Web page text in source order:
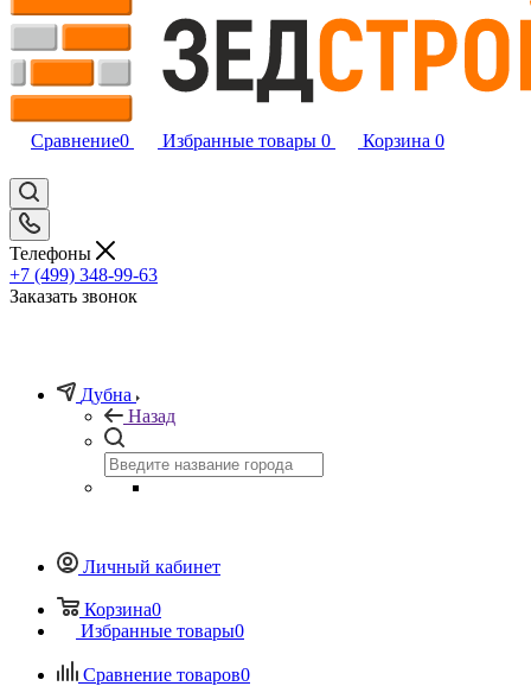
Сравнение0 Избранные товары 0 Корзина 0
Телефоны
+7 (499) 348-99-63
Заказать звонок
Дубна
Назад
Личный кабинет
Корзина0
Избранные товары0
Сравнение товаров0